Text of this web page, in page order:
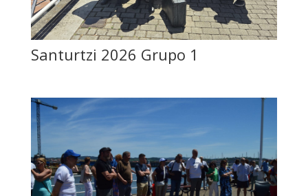
Santurtzi 2026 Grupo 1